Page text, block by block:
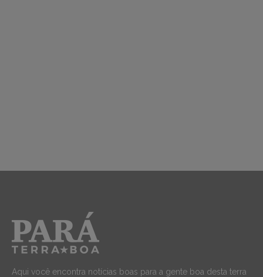
Aqui você encontra notícias boas para a gente boa desta terra